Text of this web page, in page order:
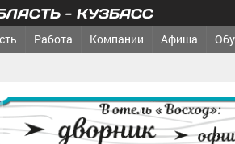
- КУЗБАСС
Работа Компании Афиша